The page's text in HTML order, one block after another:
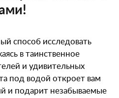
способ исследовать
в таинственное
и удивительных
под водой откроет вам
и подарит незабываемые